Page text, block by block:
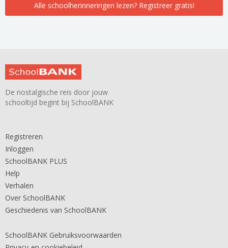
Alle schoolherinneringen lezen? Registreer gratis!
De nostalgische reis door jouw
schooltijd begint bij SchoolBANK
Registreren
Inloggen
SchoolBANK PLUS
Help
Verhalen
Over SchoolBANK
Geschiedenis van SchoolBANK
SchoolBANK Gebruiksvoorwaarden